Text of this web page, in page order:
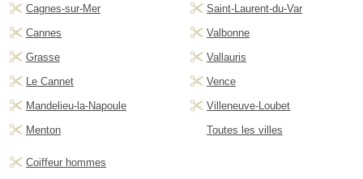
Cagnes-sur-Mer
Cannes
Grasse
Le Cannet
Mandelieu-la-Napoule
Menton
Saint-Laurent-du-Var
Valbonne
Vallauris
Vence
Villeneuve-Loubet
Toutes les villes
Coiffeur hommes